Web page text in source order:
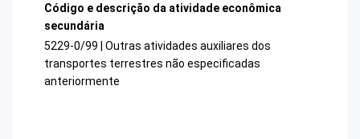
Código e descrição da atividade econômica
secundária
5229-0/99 | Outras atividades auxiliares dos
transportes terrestres não especificadas
anteriormente